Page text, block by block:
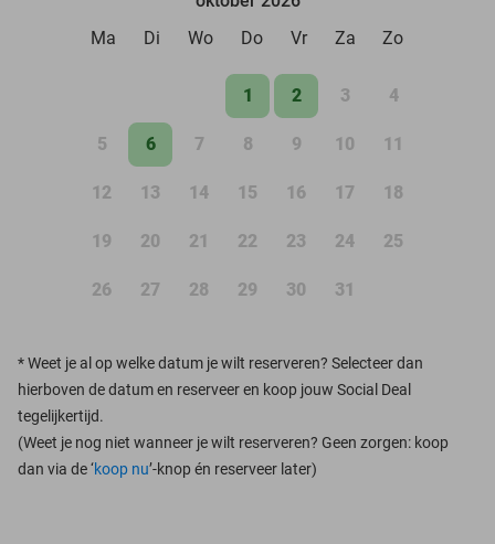
Ma
Di Wo Do Vr Za Zo
1 2 3 4
5 6 7 8 9 10 11
12 13 14 15 16 17 18
19 20 21 22 23 24 25
26 27 28 29 30 31
*Weet je al op welke datum je wilt reserveren? Selecteer dan
hierboven de datum en reserveer en koop jouw Social Deal
tegelijkertijd.
(Weet je nog niet wanneer je wilt reserveren? Geen zorgen: koop
dan via de ‘koop nu’-knop én reserveer later)